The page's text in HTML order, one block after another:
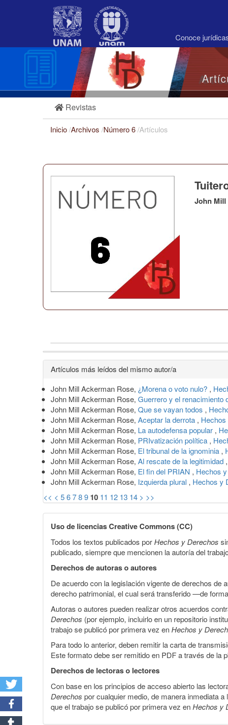
Barra
Conoce
Revistas
Inicio/Archivos /Número 6/Artículos
John Mill
Detalles
del
artículo
Artículos más leídos del mismo autor/a
John Mill Ackerman Rose, ¿Morena o voto nulo? ,
John Mill Ackerman Rose, Guerrero y el renacimiento
John Mill Ackerman Rose, Que se vayan todos ,
John Mill Ackerman Rose, Aceptar la derrota ,
John Mill Ackerman Rose, La autodefensa popular ,
John Mill Ackerman Rose, PRIvatización política ,
John Mill Ackerman Rose, El tribunal de la ignominia ,
John Mill Ackerman Rose, Al rescate de la legitimidad ,
John Mill Ackerman Rose, El fin del PRIAN , Hechos
John Mill Ackerman Rose, Izquierda plural , Hechos y
<< < 56789 10 11 12 13 14 > >>
Uso de licencias Creative Commons (CC)
Todos los textos publicados porHechos y Derechos
publicado, siempre que mencionen la autoría del
Derechos de autoras o autores
De acuerdo con la legislación vigente de derechos de
derecho patrimonial, el cual será transferido —de
Autoras o autores pueden realizar otros acuerdos
Derechos (por ejemplo, incluirlo en un repositorio
trabajo se publicó por primera vez enHechos y
Para todo lo anterior, deben remitir la carta de
Este formato debe ser remitido en PDF a través de la
Derechos de lectoras o lectores
Con base en los principios de acceso abierto las
Derechos por cualquier medio, de manera inmediata
que el trabajo se publicó por primera vez enHechos y